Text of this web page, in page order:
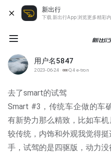
新出行
下载 新出行App 浏览更多精彩
用户名5847
2023-06-24 Q4 e-tron
去了smart的试驾
Smart #3，传统车企做的车
有新势力那么精致，比如车
较传统，内饰和外观我觉得
手，试驾的是四驱版，动力